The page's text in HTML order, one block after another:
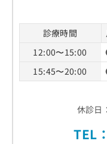
診療時間
12:00〜15:00
15:45〜20:00
休診日
TEL：